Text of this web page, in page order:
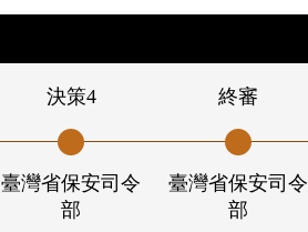
決策4
臺灣省保安司令
部
終審
臺灣省保安司令
部